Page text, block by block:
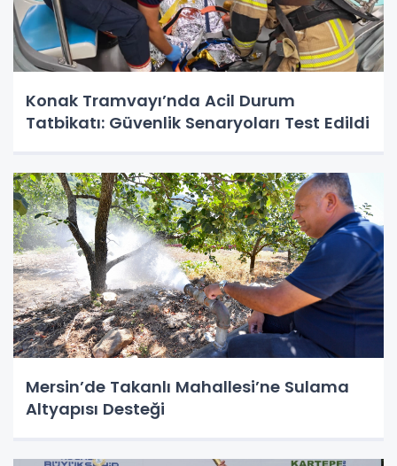
Konak Tramvayı’nda Acil Durum
Tatbikatı: Güvenlik Senaryoları Test Edildi
Mersin’de Takanlı Mahallesi’ne Sulama
Altyapısı Desteği